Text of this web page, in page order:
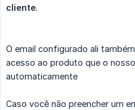
cliente.
O email configurado ali
acesso ao produto que o
automaticamente
Caso você não preencher um